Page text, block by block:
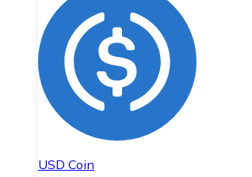
USD Coin